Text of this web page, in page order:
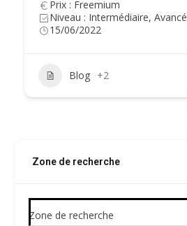
Prix : Freemium
Niveau : Intermédiaire, Avancé
15/06/2022
Blog +2
Zone de recherche
Zone de recherche